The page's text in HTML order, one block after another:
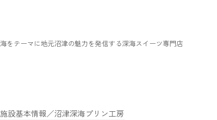
海をテーマに地元沼津の魅力を発信する深海スイーツ専門店
施設基本情報／沼津深海プリン工房